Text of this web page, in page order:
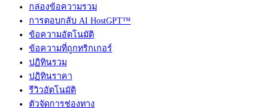
กล่องข้อความรวม
การตอบกลับ AI HostGPT™
ข้อความอัตโนมัติ
ข้อความที่ถูกทริกเกอร์
ปฏิทินรวม
ปฏิทินราคา
รีวิวอัตโนมัติ
ตัวจัดการช่องทาง